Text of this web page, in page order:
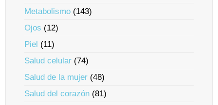
Metabolismo (143)
Ojos (12)
Piel (11)
Salud celular (74)
Salud de la mujer (48)
Salud del corazón (81)